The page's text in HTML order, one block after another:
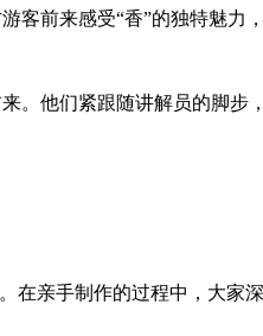
客前来感受“香”的独特魅力
。他们紧跟随讲解员的脚步
亲手制作的过程中，大家